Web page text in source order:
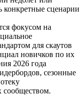
конкретные сценарии
фокусом на
для скаутов
новичков по их
2026 года
сезонные
сообществом.